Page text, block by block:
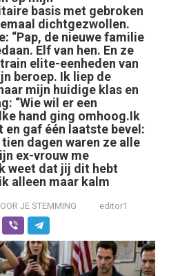
basis met gebroken
dichtgezwollen.
“Pap, de nieuwe familie
Elf van hen. En ze
elite-eenheden van
beroep. Ik liep de
mijn huidige klas en
“Wie wil er een
hand ging omhoog.Ik
en gaf één laatste bevel:
tien dagen waren ze alle
ex-vrouw me
weet dat jij dit hebt
alleen maar kalm
JE STEMMING editor1